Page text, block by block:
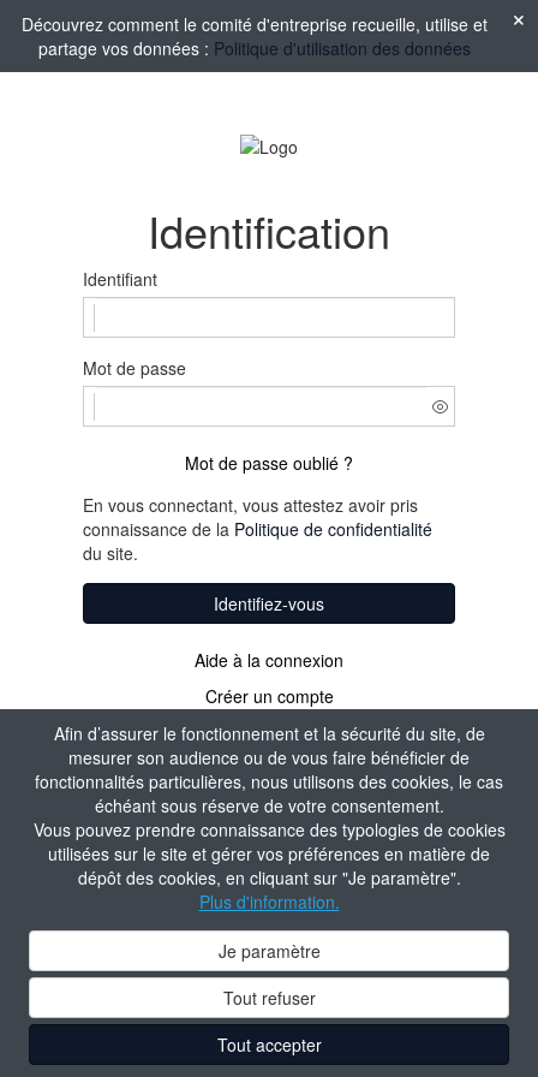
Afin d’assurer le fonctionnement et la sécurité du site, de
mesurer son audience ou de vous faire bénéficier de
fonctionnalités particulières, nous utilisons des cookies, le cas
échéant sous réserve de votre consentement.
Vous pouvez prendre connaissance des typologies de cookies
utilisées sur le site et gérer vos préférences en matière de
dépôt des cookies, en cliquant sur "Je paramètre".
Plus d'information.
Je paramètre
Tout refuser
Tout accepter
Découvrez comment le comité d'entreprise recueille, utilise et
partage vos données : Politique d'utilisation des données
Identification
Identifiant
Mot de passe
Mot de passe oublié ?
En vous connectant, vous attestez avoir pris
connaissance de la Politique de confidentialité
du site.
Identifiez-vous
Aide à la connexion
Créer un compte